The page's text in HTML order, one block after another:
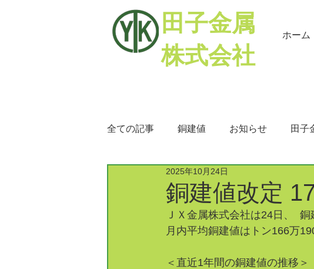
田子金属
株式会社
ホーム
全ての記事 銅建値 お知らせ 田子
ミックスメタル
銅建値改定
2025年10月24日
ＪＸ金属株式会社は24日、
月内平均銅建値はトン166万
＜直近1年間の銅建値の推移＞